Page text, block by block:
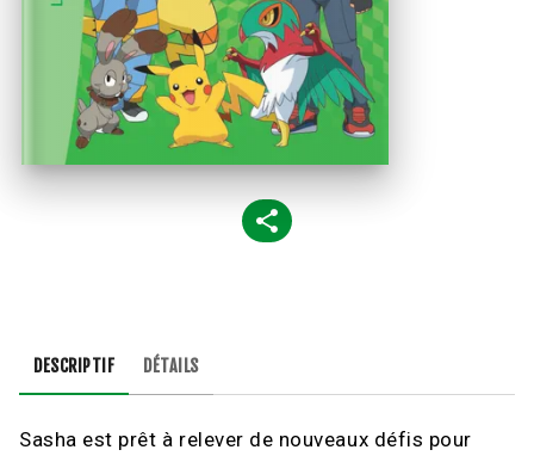
DESCRIPTIF DÉTAILS
Sasha est prêt à relever de nouveaux défis pour